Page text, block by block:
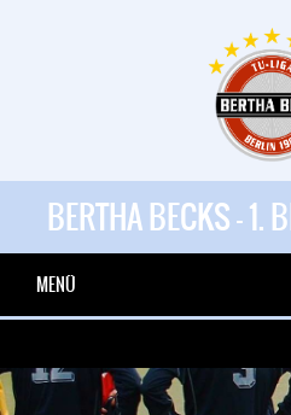
BERTHA BECKS - 1.
MENÜ